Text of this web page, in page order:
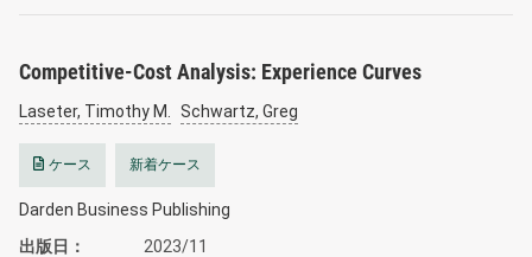
Competitive-Cost Analysis: Experience Curves
Laseter, Timothy M. Schwartz, Greg
ケース 新着ケース
Darden Business Publishing
出版日
2023/11